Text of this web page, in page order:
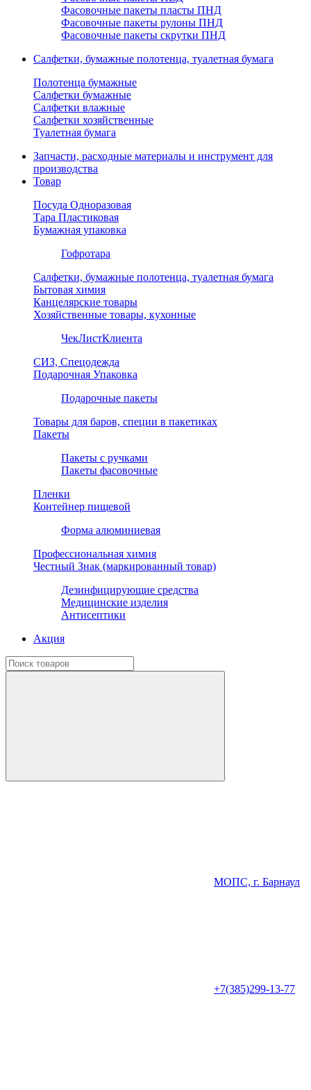
Фасовочные пакеты пласты ПНД
Фасовочные пакеты рулоны ПНД
Фасовочные пакеты скрутки ПНД
Салфетки, бумажные полотенца, туалетная бумага
Полотенца бумажные
Салфетки бумажные
Салфетки влажные
Салфетки хозяйственные
Туалетная бумага
Запчасти, расходные материалы и инструмент для
производства
Товар
Посуда Одноразовая
Тара Пластиковая
Бумажная упаковка
Гофротара
Салфетки, бумажные полотенца, туалетная бумага
Бытовая химия
Канцелярские товары
Хозяйственные товары, кухонные
ЧекЛистКлиента
СИЗ, Спецодежда
Подарочная Упаковка
Подарочные пакеты
Товары для баров, специи в пакетиках
Пакеты
Пакеты с ручками
Пакеты фасовочные
Пленки
Контейнер пищевой
Форма алюминиевая
Профессиональная химия
Честный Знак (маркированный товар)
Дезинфицирующие средства
Медицинские изделия
Антисептики
Акция
МОПС, г. Барнаул
+7(385)299-13-77